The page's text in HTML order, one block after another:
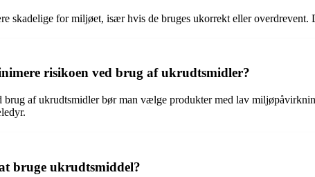
skadelige for miljøet, især hvis de bruges ukorrekt eller
risikoen ved brug af ukrudtsmidler?
brug af ukrudtsmidler bør man vælge produkter med lav
bruge ukrudtsmiddel?